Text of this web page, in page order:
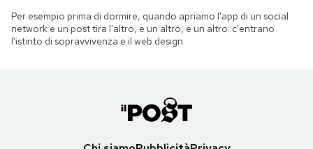
Per esempio prima di dormire, quando apriamo l'app di un social
network e un post tira l'altro, e un altro, e un altro: c'entrano
l'istinto di sopravvivenza e il web design